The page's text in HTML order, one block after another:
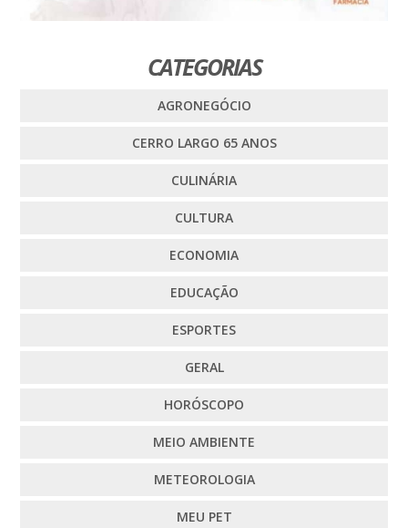
CATEGORIAS
AGRONEGÓCIO
CERRO LARGO 65 ANOS
CULINÁRIA
CULTURA
ECONOMIA
EDUCAÇÃO
ESPORTES
GERAL
HORÓSCOPO
MEIO AMBIENTE
METEOROLOGIA
MEU PET